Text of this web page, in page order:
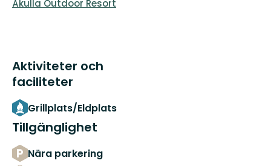
Åkulla Outdoor Resort
Aktiviteter och
faciliteter
Grillplats/Eldplats
Tillgänglighet
Nära parkering